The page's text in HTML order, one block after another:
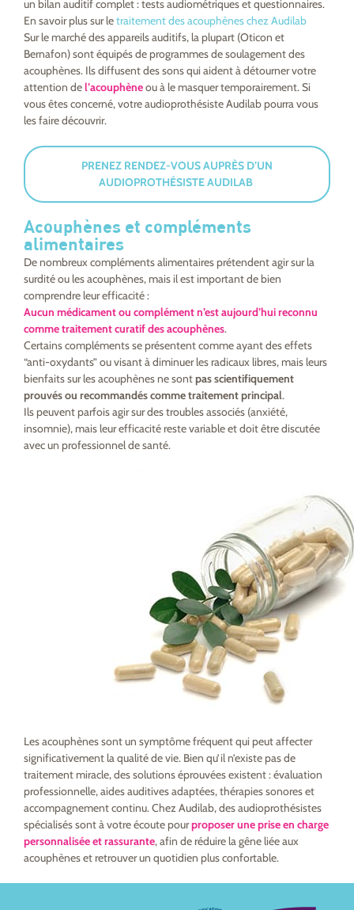
un bilan auditif complet : tests audiométriques et questionnaires.
En savoir plus sur letraitement des acouphènes chez Audilab
Sur le marché des appareils auditifs, la plupart (Oticon et
Bernafon) sont équipés de programmes de soulagement des
acouphènes. Ils diffusent des sons qui aident à détourner votre
attention del’acouphèneou à le masquer temporairement. Si
vous êtes concerné, votre audioprothésiste Audilab pourra vous
les faire découvrir.
PRENEZ RENDEZ-VOUS AUPRÈS D’UN
AUDIOPROTHÉSISTE AUDILAB
Acouphènes et compléments
alimentaires
De nombreux compléments alimentaires prétendent agir sur la
surdité ou les acouphènes, mais il est important de bien
comprendre leur efficacité :
Aucun médicament ou complément n’est aujourd’hui reconnu
comme traitement curatif des acouphènes.
Certains compléments se présentent comme ayant des effets
“anti-oxydants” ou visant à diminuer les radicaux libres, mais leurs
bienfaits sur les acouphènes ne sontpas scientifiquement
prouvés ou recommandés comme traitement principal.
Ils peuvent parfois agir sur des troubles associés (anxiété,
insomnie), mais leur efficacité reste variable et doit être discutée
avec un professionnel de santé.
Les acouphènes sont un symptôme fréquent qui peut affecter
significativement la qualité de vie. Bien qu’il n’existe pas de
traitement miracle, des solutions éprouvées existent : évaluation
professionnelle, aides auditives adaptées, thérapies sonores et
accompagnement continu. Chez Audilab, des audioprothésistes
spécialisés sont à votre écoute pourproposer une prise en charge
personnalisée et rassurante, afin de réduire la gêne liée aux
acouphènes et retrouver un quotidien plus confortable.